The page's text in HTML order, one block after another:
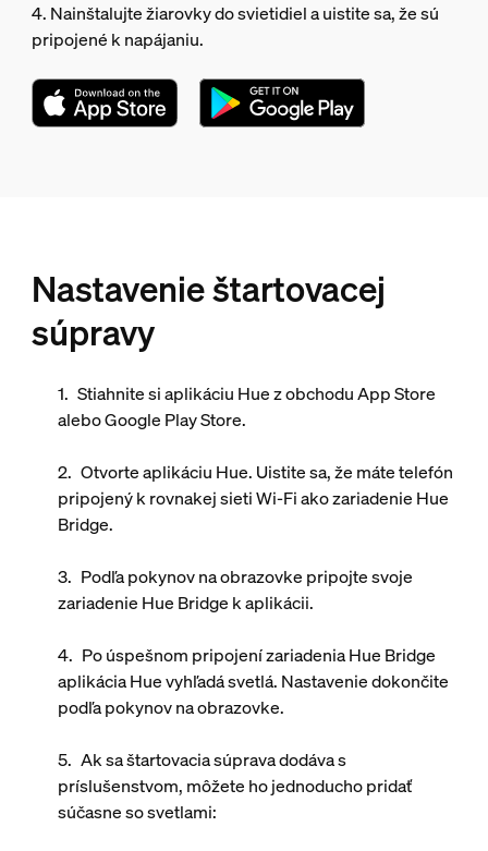
4. Nainštalujte žiarovky do svietidiel a uistite sa, že sú
pripojené k napájaniu.
Nastavenie štartovacej
súpravy
Stiahnite si aplikáciu Hue z obchodu App Store
alebo Google Play Store.
Otvorte aplikáciu Hue. Uistite sa, že máte telefón
pripojený k rovnakej sieti Wi-Fi ako zariadenie Hue
Bridge.
Podľa pokynov na obrazovke pripojte svoje
zariadenie Hue Bridge k aplikácii.
Po úspešnom pripojení zariadenia Hue Bridge
aplikácia Hue vyhľadá svetlá. Nastavenie dokončite
podľa pokynov na obrazovke.
Ak sa štartovacia súprava dodáva s
príslušenstvom, môžete ho jednoducho pridať
súčasne so svetlami: